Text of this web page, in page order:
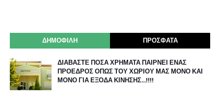
ΔΗΜΟΦΙΛΗ ΠΡΟΣΦΑΤΑ
ΔΙΑΒΑΣΤΕ ΠΟΣΑ ΧΡΗΜΑΤΑ ΠΑΙΡΝΕΙ ΕΝΑΣ
ΠΡΟΕΔΡΟΣ ΟΠΩΣ ΤΟΥ ΧΩΡΙΟΥ ΜΑΣ ΜΟΝΟ ΚΑΙ
ΜΟΝΟ ΓΙΑ ΕΞΟΔΑ ΚΙΝΗΣΗΣ…!!!!